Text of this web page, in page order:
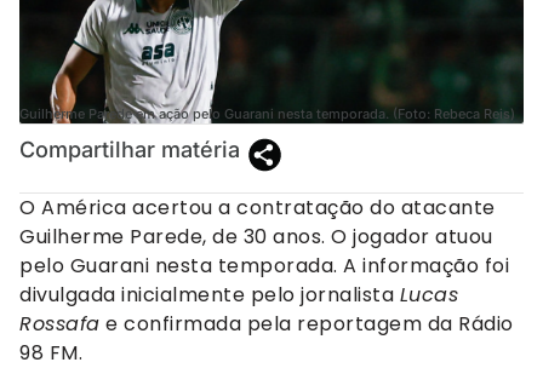
Guilherme Parede em ação pelo Guarani nesta temporada. (Foto: Rebeca Reis)
Compartilhar matéria
O América acertou a contratação do atacante
Guilherme Parede, de 30 anos. O jogador atuou
pelo Guarani nesta temporada. A informação foi
divulgada inicialmente pelo jornalista Lucas
Rossafa e confirmada pela reportagem da Rádio
98 FM.